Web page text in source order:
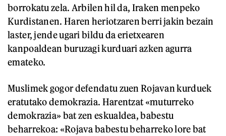
borrokatu zela. Arbilen hil da, Iraken menpeko
Kurdistanen. Haren heriotzaren berri jakin bezain
laster, jende ugari bildu da erietxearen
kanpoaldean buruzagi kurduari azken agurra
emateko.
Muslimek gogor defendatu zuen Rojavan kurduek
eratutako demokrazia. Harentzat «muturreko
demokrazia» bat zen eskualdea, babestu
beharrekoa: «Rojava babestu beharreko lore bat